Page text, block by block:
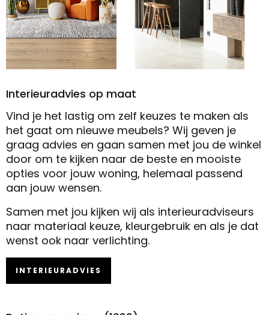
Interieuradvies op maat
Vind je het lastig om zelf keuzes te maken als
het gaat om nieuwe meubels? Wij geven je
graag advies en gaan samen met jou de winkel
door om te kijken naar de beste en mooiste
opties voor jouw woning, helemaal passend
aan jouw wensen.
Samen met jou kijken wij als interieuradviseurs
naar materiaal keuze, kleurgebruik en als je dat
wenst ook naar verlichting.
INTERIEURADVIES